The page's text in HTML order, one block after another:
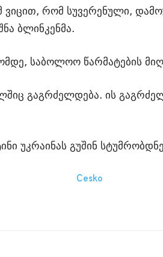
რომ სუვერენული,
ბლინკენმა.
საბოლოო წარმატების
გაგრძელდება. ის
უკრაინას გუშინ